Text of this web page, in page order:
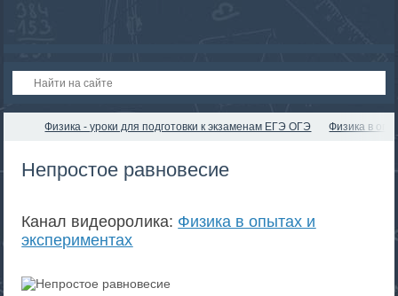
Физика - уроки для подготовки к экзаменам ЕГЭ ОГЭ Физика в
Непростое равновесие
Канал видеоролика: Физика в опытах и
экспериментах